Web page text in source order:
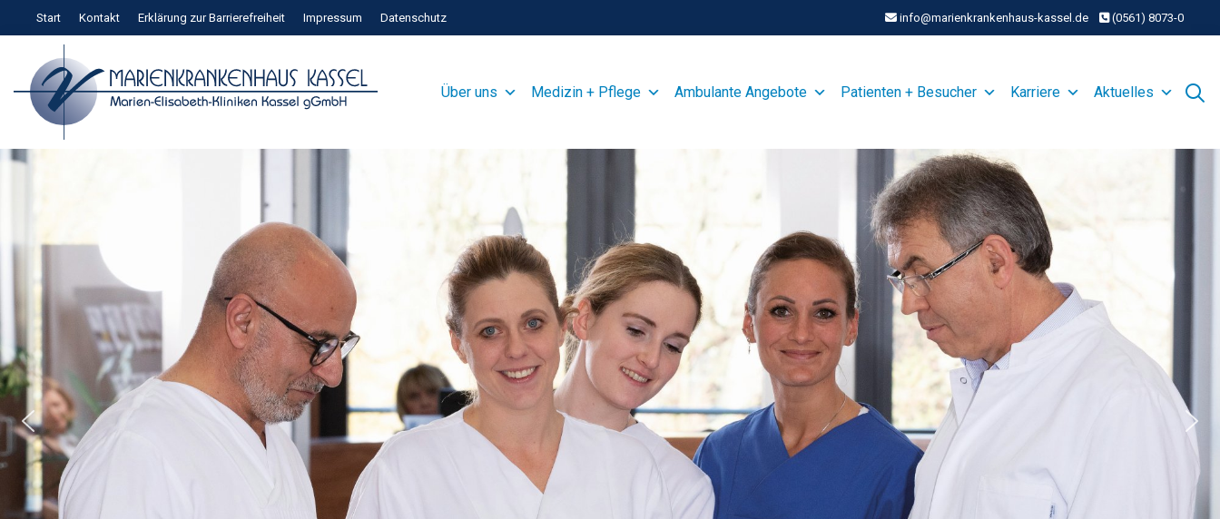
Inhalt
springen
info@marienkrankenhaus-kassel.de (0561) 8073-0
Start Kontakt Erklärung zur Barrierefreiheit Impressum Datenschutz
Über uns Medizin + Pflege Ambulante Angebote Patienten + Besucher Karriere Aktuelles